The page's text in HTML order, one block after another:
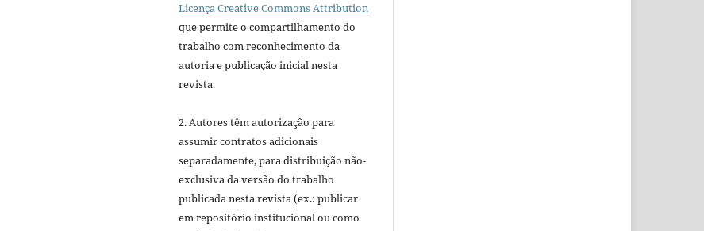
Licença Creative Commons Attribution
que permite o compartilhamento do
trabalho com reconhecimento da
autoria e publicação inicial nesta
revista.
2. Autores têm autorização para
assumir contratos adicionais
separadamente, para distribuição não-
exclusiva da versão do trabalho
publicada nesta revista (ex.: publicar
em repositório institucional ou como